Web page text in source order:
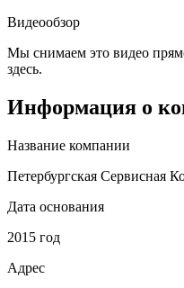
Видеообзор
Мы снимаем это видео
здесь.
Информация о
Название компании
Петербургская Сервисная
Дата основания
2015 год
Адрес